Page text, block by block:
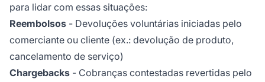
para lidar com essas situações:
Reembolsos - Devoluções voluntárias iniciadas pelo
comerciante ou cliente (ex.: devolução de produto,
cancelamento de serviço)
Chargebacks - Cobranças contestadas revertidas pelo